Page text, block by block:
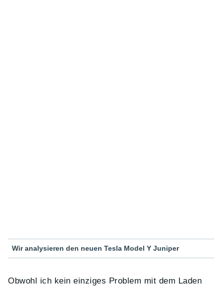
Wir analysieren den neuen Tesla Model Y Juniper
Obwohl ich kein einziges Problem mit dem Laden